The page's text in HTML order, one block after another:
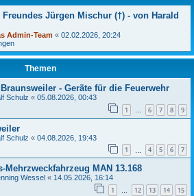
Jürgen Mischur (†) - von Harald
Admin-Team « 02.02.2026, 20:24
Themen
- Geräte für die Feuerwehr
Schulz « 05.08.2026, 00:43
1 … 6 7 8 9
Schulz « 04.08.2026, 19:43
1 4 5 6 7
Mehrzweckfahrzeug MAN 13.168
Wessel « 14.05.2026, 16:14
1 … 12 13 14 15